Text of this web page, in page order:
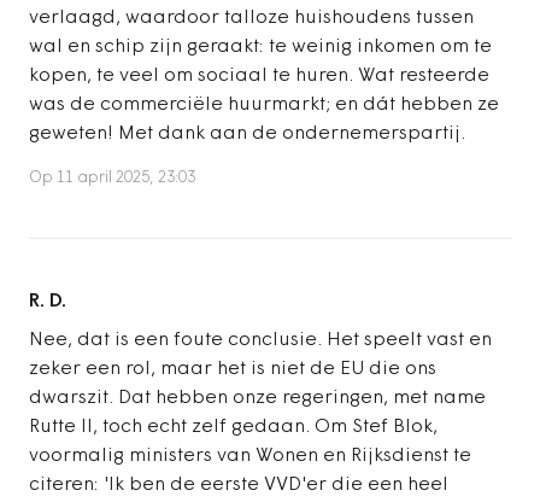
verlaagd, waardoor talloze huishoudens tussen
wal en schip zijn geraakt: te weinig inkomen om te
kopen, te veel om sociaal te huren. Wat resteerde
was de commerciële huurmarkt; en dát hebben ze
geweten! Met dank aan de ondernemerspartij.
Op 11 april 2025, 23:03
R. D.
Nee, dat is een foute conclusie. Het speelt vast en
zeker een rol, maar het is niet de EU die ons
dwarszit. Dat hebben onze regeringen, met name
Rutte II, toch echt zelf gedaan. Om Stef Blok,
voormalig ministers van Wonen en Rijksdienst te
citeren: 'Ik ben de eerste VVD'er die een heel